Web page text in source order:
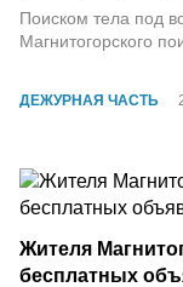
ДЕЖУРНАЯ ЧАСТЬ
Поиском тела под
Магнитогорского
Жителя
бесплатных